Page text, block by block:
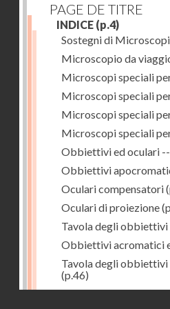
PAGE DE TITRE
INDICE (p.4)
Sostegni di
Microscopio da
Microscopi speciali
Microscopi speciali
Microscopi speciali
Microscopi speciali
Obbiettivi ed oculari
Obbiettivi
Oculari compensatori
Oculari di proiezione
Tavola degli
Obbiettivi acromatici
Tavola degli
(p.46)
Oculari Huyghens